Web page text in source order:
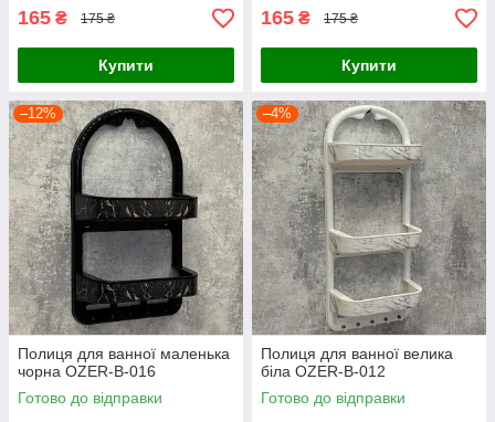
165 ₴ 175 ₴
Купити
165 ₴ 175 ₴
Купити
–12%
Полиця для ванної маленька
чорна OZER-B-016
Готово до відправки
–4%
Полиця для ванної велика
біла OZER-B-012
Готово до відправки